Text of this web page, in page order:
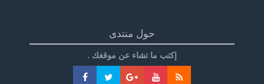
حول منتدى
إكتب ما تشاء عن موقغك .